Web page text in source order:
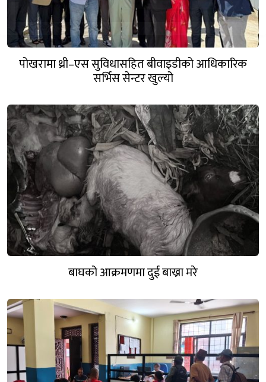
पोखरामा थ्री–एस सुविधासहित बीवाइडीको आधिकारिक
सर्भिस सेन्टर खुल्यो
बाघको आक्रमणमा दुई बाख्रा मरे